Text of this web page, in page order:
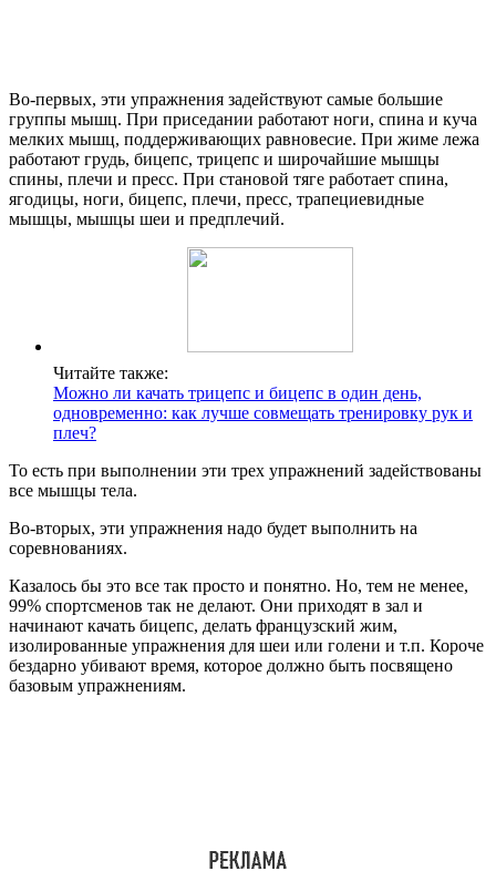
Во-первых, эти упражнения задействуют самые большие
группы мышц. При приседании работают ноги, спина и куча
мелких мышц, поддерживающих равновесие. При жиме лежа
работают грудь, бицепс, трицепс и широчайшие мышцы
спины, плечи и пресс. При становой тяге работает спина,
ягодицы, ноги, бицепс, плечи, пресс, трапециевидные
мышцы, мышцы шеи и предплечий.
Читайте также:
Можно ли качать трицепс и бицепс в один день,
одновременно: как лучше совмещать тренировку рук и
плеч?
То есть при выполнении эти трех упражнений задействованы
все мышцы тела.
Во-вторых, эти упражнения надо будет выполнить на
соревнованиях.
Казалось бы это все так просто и понятно. Но, тем не менее,
99% спортсменов так не делают. Они приходят в зал и
начинают качать бицепс, делать французский жим,
изолированные упражнения для шеи или голени и т.п. Короче
бездарно убивают время, которое должно быть посвящено
базовым упражнениям.